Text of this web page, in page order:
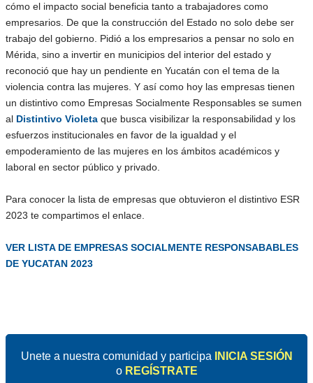
cómo el impacto social beneficia tanto a trabajadores como
empresarios. De que la construcción del Estado no solo debe ser
trabajo del gobierno. Pidió a los empresarios a pensar no solo en
Mérida, sino a invertir en municipios del interior del estado y
reconoció que hay un pendiente en Yucatán con el tema de la
violencia contra las mujeres. Y así como hoy las empresas tienen
un distintivo como Empresas Socialmente Responsables se sumen
al Distintivo Violeta que busca visibilizar la responsabilidad y los
esfuerzos institucionales en favor de la igualdad y el
empoderamiento de las mujeres en los ámbitos académicos y
laboral en sector público y privado.
Para conocer la lista de empresas que obtuvieron el distintivo ESR
2023 te compartimos el enlace.
VER LISTA DE EMPRESAS SOCIALMENTE RESPONSABABLES
DE YUCATAN 2023
Unete a nuestra comunidad y participa
INICIA SESIÓN
o REGÍSTRATE